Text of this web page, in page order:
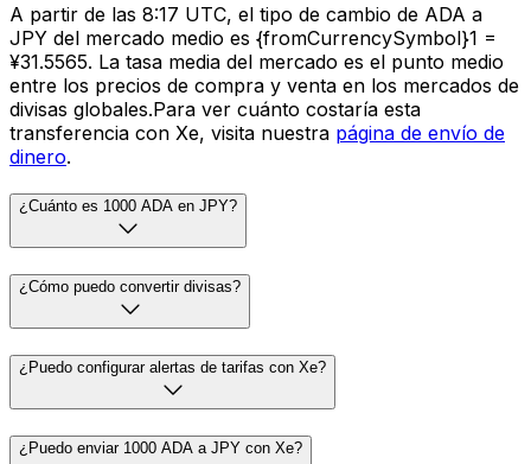
A partir de las 8:17 UTC, el tipo de cambio de ADA a
JPY del mercado medio es {fromCurrencySymbol}1 =
¥31.5565. La tasa media del mercado es el punto medio
entre los precios de compra y venta en los mercados de
divisas globales.Para ver cuánto costaría esta
transferencia con Xe, visita nuestra página de envío de
dinero.
¿Cuánto es 1000 ADA en JPY?
¿Cómo puedo convertir divisas?
¿Puedo configurar alertas de tarifas con Xe?
¿Puedo enviar 1000 ADA a JPY con Xe?